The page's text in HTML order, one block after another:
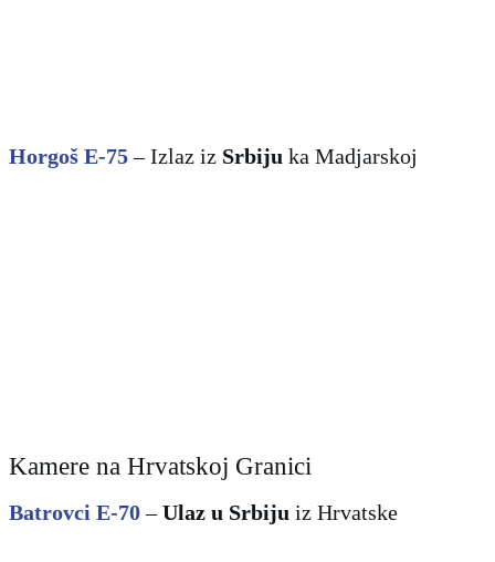
Horgoš E-75– Izlaz iz Srbiju ka Madjarskoj
Kamere na Hrvatskoj Granici
Batrovci E-70 –Ulaz u Srbiju iz Hrvatske